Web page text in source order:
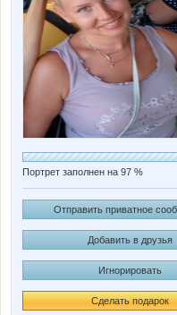
Портрет заполнен на 97 %
Отправить приватное
Добавить в друзья
Игнорировать
Сделать подарок